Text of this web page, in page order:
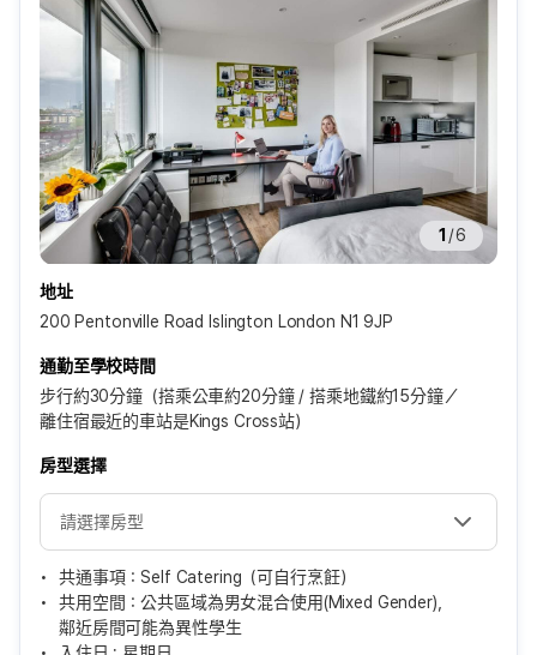
1 /6
地址
200 Pentonville Road Islington London N1 9JP
通勤至學校時間
步行約30分鐘（搭乘公車約20分鐘 / 搭乘地鐵約15分鐘／
離住宿最近的車站是Kings Cross站）
房型選擇
共通事項：Self Catering（可自行烹飪）
共用空間：公共區域為男女混合使用(Mixed Gender)，
鄰近房間可能為異性學生